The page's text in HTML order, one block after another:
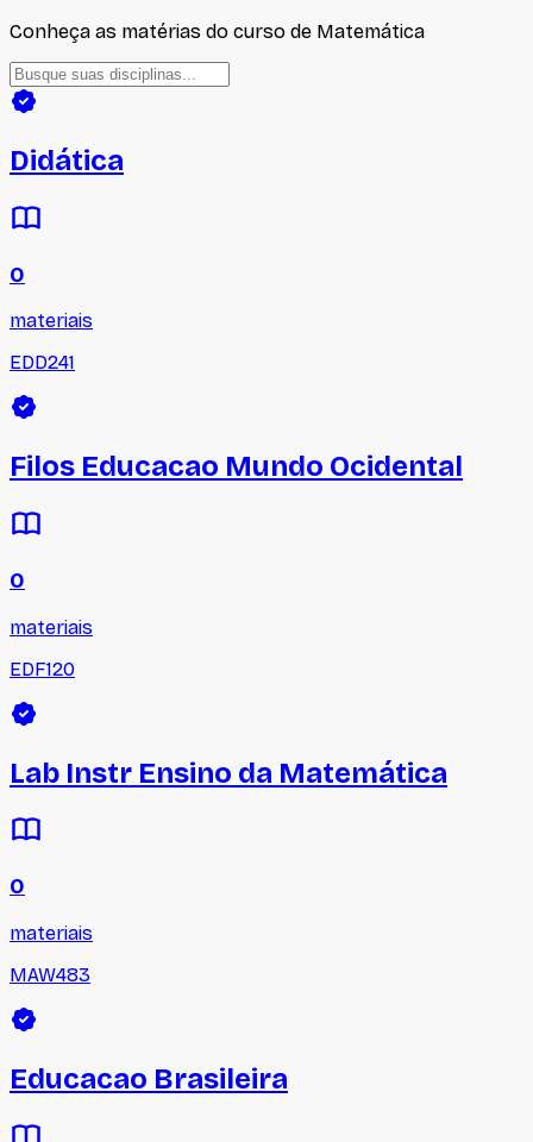
Conheça as matérias do curso de Matemática
Didática
0
materiais
EDD241
Filos Educacao Mundo Ocidental
0
materiais
EDF120
Lab Instr Ensino da Matemática
0
materiais
MAW483
Educacao Brasileira